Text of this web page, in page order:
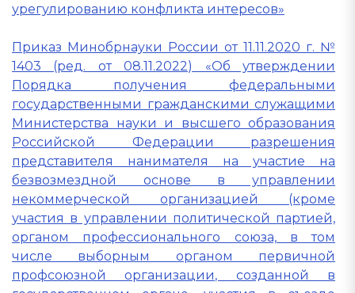
урегулированию конфликта интересов»
Приказ Минобрнауки России от 11.11.2020 г. №
1403 (ред. от 08.11.2022) «Об утверждении
Порядка получения федеральными
государственными гражданскими служащими
Министерства науки и высшего образования
Российской Федерации разрешения
представителя нанимателя на участие на
безвозмездной основе в управлении
некоммерческой организацией (кроме
участия в управлении политической партией,
органом профессионального союза, в том
числе выборным органом первичной
профсоюзной организации, созданной в